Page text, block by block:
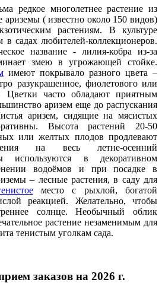
редкое многолетнее растение из
( известно около 150 видов)
растениям. В культуре
в садах любителей-коллекционеров.
название - лилия-кобра из-за
змею в угрожающей стойке.
имеют покрывало разного цвета –
разукрашенное, фиолетового или
Цветки часто обладают приятным
аризем еще до распускания
аризем, сидящие на мясистых
Высота растений 20-50
или желтых плодов продлевают
на весь летне-осенний
в декоративном
водоёмов и при посадке в
– лесные растения, в саду для
место с рыхлой, богатой
реакцией. Желательно, чтобы
солнце. Необычный облик
растение незаменимым для
тенистым уголкам сада.
заказов на 2026 г.